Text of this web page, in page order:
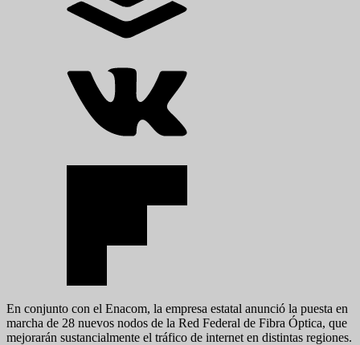
En conjunto con el Enacom, la empresa estatal anunció la puesta en
marcha de 28 nuevos nodos de la Red Federal de Fibra Óptica, que
mejorarán sustancialmente el tráfico de internet en distintas regiones.